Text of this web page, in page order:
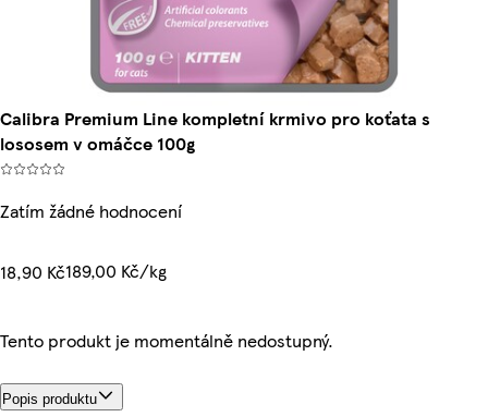
Calibra Premium Line kompletní krmivo pro koťata s
lososem v omáčce 100g
Zatím žádné hodnocení
18,90 Kč189,00 Kč/kg
Tento produkt je momentálně nedostupný.
Popis produktu